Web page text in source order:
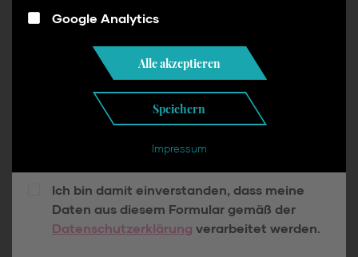
Firmenlogo hochladen (jpg, jpeg, png, pdf)
Ich bin damit einverstanden, dass meine
Daten aus diesem Formular gemäß der
Datenschutzerklärung verarbeitet werden.
Google Analytics
Alle akzeptieren
Speichern
Impressum